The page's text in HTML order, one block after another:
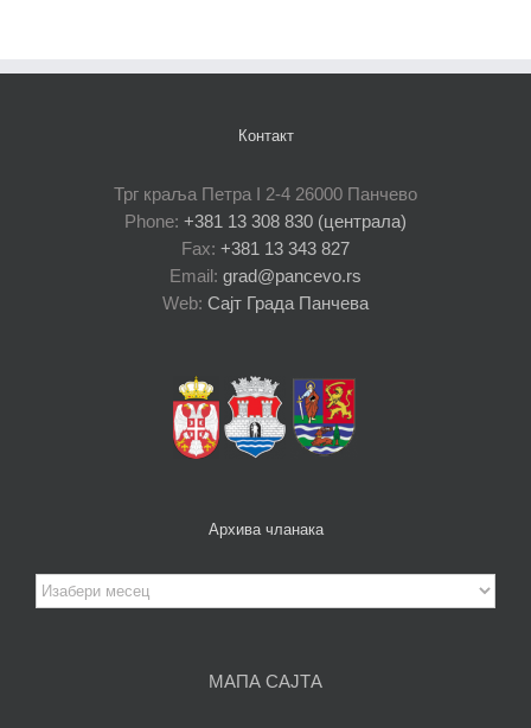
Контакт
Трг краља Петра I 2-4 26000 Панчево
Phone: +381 13 308 830 (централа)
Fax: +381 13 343 827
Email: grad@pancevo.rs
Web: Сајт Града Панчева
Архива чланака
Архива
чланака
МАПА САЈТА